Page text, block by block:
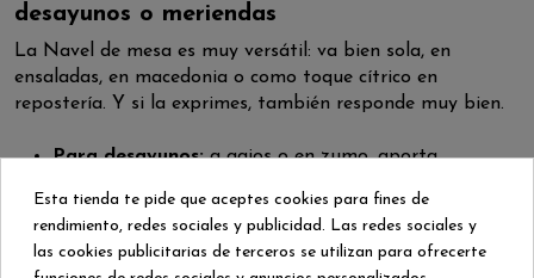
desayunos o meriendas
La Navel de mesa es muy versátil: va bien sola, en
ensaladas, en macedonia o como toque cítrico en
repostería. Y si la exprimes, también responde muy bien.
Para desayunos:a gajos o en zumo, aporta
Para postres: combina genial con chocolate, yogur,
bizcochos, tartas o ensaladas de fruta.
Para meriendas:un snack natural, cómodo de pelar
Esta tienda te pide que aceptes cookies para fines de
rendimiento, redes sociales y publicidad. Las redes sociales y
las cookies publicitarias de terceros se utilizan para ofrecerte